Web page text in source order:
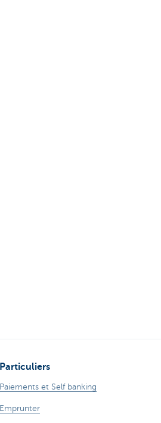
Particuliers
Paiements et Self banking
Emprunter